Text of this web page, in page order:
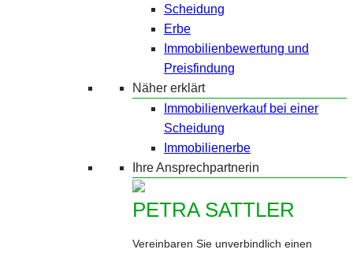
Scheidung
Erbe
Immobilienbewertung und
Preisfindung
Näher erklärt
Immobilienverkauf bei einer
Scheidung
Immobilienerbe
Ihre Ansprechpartnerin
PETRA SATTLER
Vereinbaren Sie unverbindlich einen